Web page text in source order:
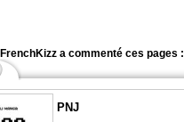
FrenchKizz a commenté ces pages :
PNJ